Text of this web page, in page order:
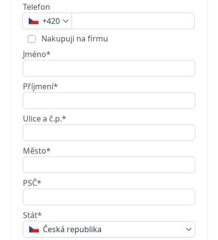
Telefon
+420
Nakupuji na firmu
Jméno*
Příjmení*
Ulice a č.p.*
Město*
PSČ*
Stát*
Česká republika